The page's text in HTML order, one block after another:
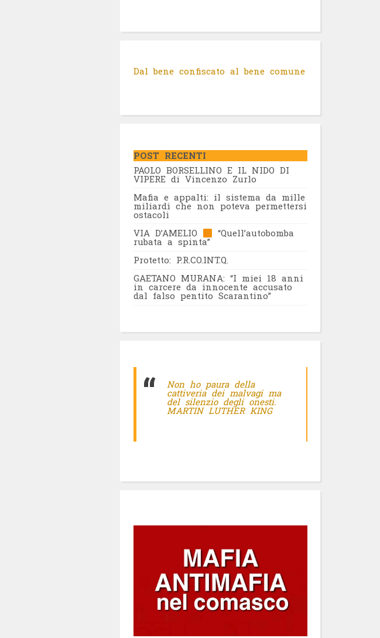
Dal bene confiscato al bene comune
POST RECENTI
PAOLO BORSELLINO E IL NIDO DI
VIPERE di Vincenzo Zurlo
Mafia e appalti: il sistema da mille
miliardi che non poteva permettersi
ostacoli
VIA D’AMELIO
“Quell’autobomba
rubata a spinta”
Protetto: P.R.CO.INT.Q.
GAETANO MURANA: “I miei 18 anni
in carcere da innocente accusato
dal falso pentito Scarantino”
Non ho paura della
cattiveria dei malvagi ma
del silenzio degli onesti.
MARTIN LUTHER KING